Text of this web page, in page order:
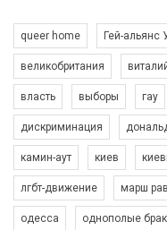
6/30/2017
queer home Гей-альянс
великобритания
власть выборы гау
дискриминация
камин-аут киев
лгбт-движение марш
одесса однополые